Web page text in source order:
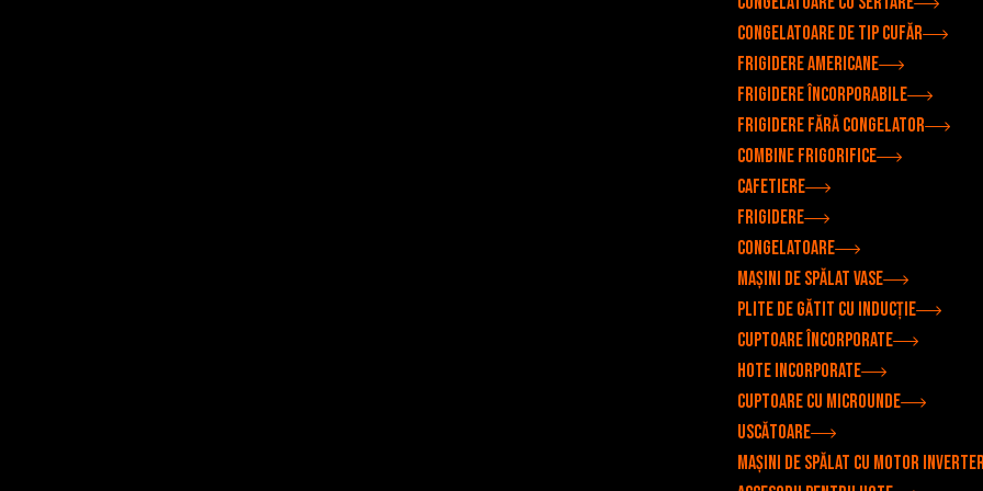
Congelatoare de tip cufăr
Frigidere americane
Frigidere încorporabile
Frigidere fără congelator
Combine frigorifice
Cafetiere
Frigidere
Congelatoare
Mașini de spălat vase
Plite de gătit cu inducție
Cuptoare încorporate
Hote incorporate
Cuptoare cu microunde
Uscătoare
Mașini de spălat cu motor